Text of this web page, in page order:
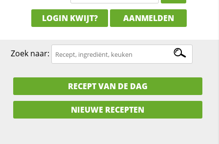
LOGIN KWIJT? AANMELDEN
Zoek naar:
RECEPT VAN DE DAG
NIEUWE RECEPTEN